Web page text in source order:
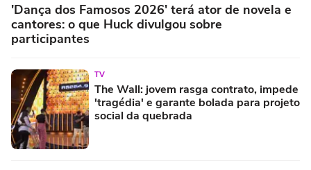
'Dança dos Famosos 2026' terá ator de novela e
cantores: o que Huck divulgou sobre
participantes
TV
The Wall: jovem rasga contrato, impede
'tragédia' e garante bolada para projeto
social da quebrada